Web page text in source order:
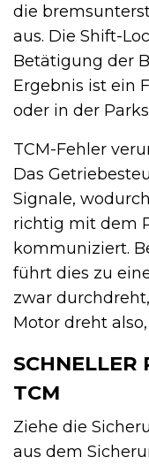
die
aus. Die Shift-
Betätigung der
Ergebnis ist ein
oder in der
TCM-Fehler
Das
Signale,
richtig mit dem
kommuniziert.
führt dies zu
zwar
Motor dreht
SCHNELLER
TCM
Ziehe die
aus dem